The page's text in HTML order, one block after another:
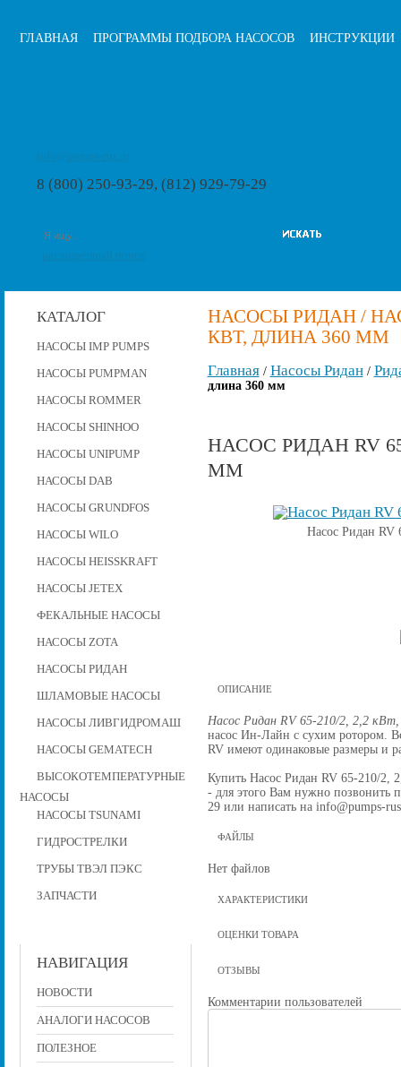
ГЛАВНАЯ ПРОГРАММЫ ПОДБОРА НАСОСОВ ИНСТРУКЦИИ
8 (800) 250-93-29, (812) 929-79-29
КАТАЛОГ
НАСОСЫ IMP PUMPS
НАСОСЫ PUMPMAN
НАСОСЫ ROMMER
НАСОСЫ SHINHOO
НАСОСЫ UNIPUMP
НАСОСЫ DAB
НАСОСЫ GRUNDFOS
НАСОСЫ WILO
НАСОСЫ HEISSKRAFT
НАСОСЫ JETEX
ФЕКАЛЬНЫЕ НАСОСЫ
НАСОСЫ ZOTA
НАСОСЫ РИДАН
ШЛАМОВЫЕ НАСОСЫ
НАСОСЫ ЛИВГИДРОМАШ
НАСОСЫ GEMATECH
ВЫСОКОТЕМПЕРАТУРНЫЕ
НАСОСЫ
НАСОСЫ TSUNAMI
ГИДРОСТРЕЛКИ
ТРУБЫ ТВЭЛ ПЭКС
ЗАПЧАСТИ
НАВИГАЦИЯ
НОВОСТИ
АНАЛОГИ НАСОСОВ
ПОЛЕЗНОЕ
НАСОСЫ РИДАН /
КВТ, ДЛИНА 360 ММ
Главная/ Насосы Ридан/
длина 360 мм
НАСОС РИДАН RV
ММ
Насос Ридан RV
ОПИСАНИЕ
Насос Ридан RV 65-210/2, 2,2
насос Ин-Лайн с сухим ротором.
RV имеют одинаковые размеры и
Купить Насос Ридан RV 65-210/2,
- для этого Вам нужно позвонить
29 или написать на info@pumps-
ФАЙЛЫ
Нет файлов
ХАРАКТЕРИСТИКИ
ОЦЕНКИ ТОВАРА
ОТЗЫВЫ
Комментарии пользователей